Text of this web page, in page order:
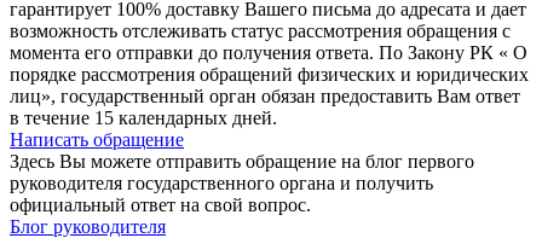
гарантирует 100% доставку Вашего письма до адресата и дает
возможность отслеживать статус рассмотрения обращения с
момента его отправки до получения ответа. По Закону РК « О
порядке рассмотрения обращений физических и юридических
лиц», государственный орган обязан предоставить Вам ответ
в течение 15 календарных дней.
Написать обращение
Здесь Вы можете отправить обращение на блог первого
руководителя государственного органа и получить
официальный ответ на свой вопрос.
Блог руководителя